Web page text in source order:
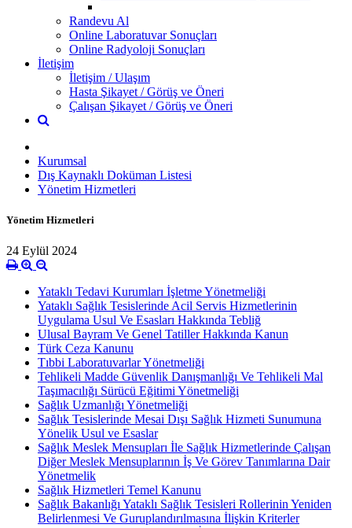
Randevu Al
Online Laboratuvar Sonuçları
Online Radyoloji Sonuçları
İletişim
İletişim / Ulaşım
Hasta Şikayet / Görüş ve Öneri
Çalışan Şikayet / Görüş ve Öneri
Kurumsal
Dış Kaynaklı Doküman Listesi
Yönetim Hizmetleri
Yönetim Hizmetleri
24 Eylül 2024
Yataklı Tedavi Kurumları İşletme Yönetmeliği
Yataklı Sağlık Tesislerinde Acil Servis Hizmetlerinin
Uygulama Usul Ve Esasları Hakkında Tebliğ
Ulusal Bayram Ve Genel Tatiller Hakkında Kanun
Türk Ceza Kanunu
Tıbbi Laboratuvarlar Yönetmeliği
Tehlikeli Madde Güvenlik Danışmanlığı Ve Tehlikeli Mal
Taşımacılığı Sürücü Eğitimi Yönetmeliği
Sağlık Uzmanlığı Yönetmeliği
Sağlık Tesislerinde Mesai Dışı Sağlık Hizmeti Sunumuna
Yönelik Usul ve Esaslar
Sağlık Meslek Mensupları İle Sağlık Hizmetlerinde Çalışan
Diğer Meslek Mensuplarının İş Ve Görev Tanımlarına Dair
Yönetmelik
Sağlık Hizmetleri Temel Kanunu
Sağlık Bakanlığı Yataklı Sağlık Tesisleri Rollerinin Yeniden
Belirlenmesi Ve Guruplandırılmasına İlişkin Kriterler